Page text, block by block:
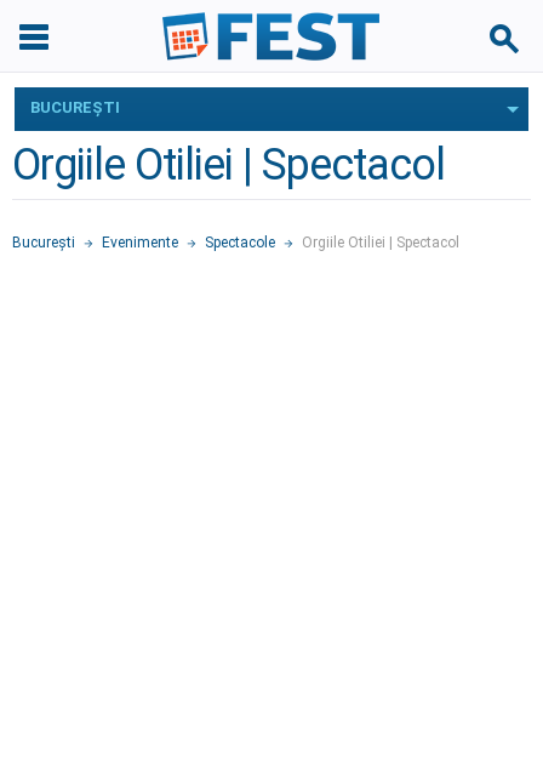
BUCUREŞTI
Orgiile Otiliei | Spectacol
Bucureşti Evenimente Spectacole Orgiile Otiliei | Spectacol